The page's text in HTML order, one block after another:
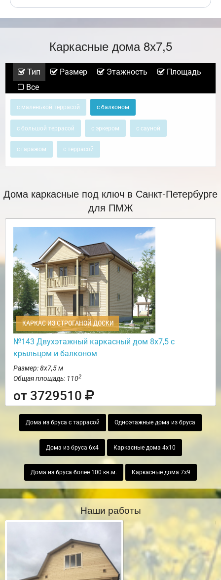
Каркасные дома 8х7,5
Тип Размер Этажность
Площадь
Все
с маленькой террасой с балконом
с большой террасой с эркером с сауной
с гаражом с террасой
Дома каркасные под ключ в Санкт-Петербурге
для ПМЖ
КАРКАС ИЗ СТРОГАНОЙ ДОСКИ
№143 Двухэтажный каркасный дом 8х7,5 с
крыльцом и балконом
Размер: 8х7,5 м
Общая площадь: 1102
от 3729510
Дома из бруса с таррасой Одноэтажные дома из бруса
Дома из бруса 6х4 Каркасные дома 4х10
Дома из бруса более 100 кв.м. Каркасные дома 7х9
Наши работы